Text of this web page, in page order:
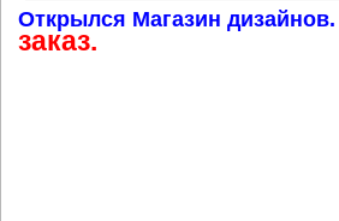
Открылся Магазин дизайнов.
заказ.